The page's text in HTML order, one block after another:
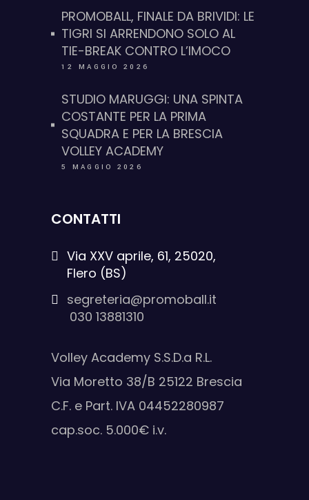
PROMOBALL, FINALE DA BRIVIDI: LE
TIGRI SI ARRENDONO SOLO AL
TIE-BREAK CONTRO L’IMOCO
12 MAGGIO 2026
STUDIO MARUGGI: UNA SPINTA
COSTANTE PER LA PRIMA
SQUADRA E PER LA BRESCIA
VOLLEY ACADEMY
5 MAGGIO 2026
CONTATTI
Via XXV aprile, 61, 25020,
Flero (BS)
segreteria@promoball.it
030 13881310
Volley Academy S.S.D.a R.L.
Via Moretto 38/B 25122 Brescia
C.F. e Part. IVA 04452280987
cap.soc. 5.000€ i.v.